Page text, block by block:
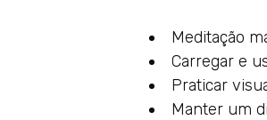
Meditação
Carregar e
Praticar
Manter um